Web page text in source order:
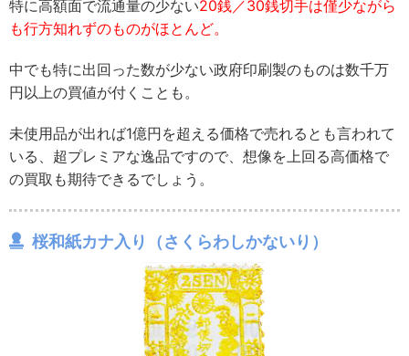
特に高額面で流通量の少ない20銭／30銭切手は僅少ながら
も行方知れずのものがほとんど。
中でも特に出回った数が少ない政府印刷製のものは数千万
円以上の買値が付くことも。
未使用品が出れば1億円を超える価格で売れるとも言われて
いる、超プレミアな逸品ですので、想像を上回る高価格で
の買取も期待できるでしょう。
桜和紙カナ入り（さくらわしかないり）